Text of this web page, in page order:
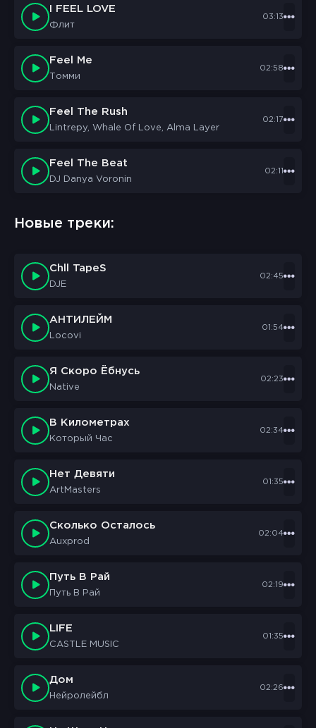
I FEEL LOVE
Флит
03:13
Feel Me
Томми
02:58
Feel The Rush
Lintrepy, Whale Of Love, Alma Layer
02:17
Feel The Beat
DJ Danya Voronin
02:11
Новые треки:
Chll TapeS
DJE
02:45
АНТИЛЕЙМ
Locovi
01:54
Я Скоро Ёбнусь
Native
02:23
В Километрах
Который Час
02:34
Нет Девяти
ArtMasters
01:35
Сколько Осталось
Auxprod
02:04
Путь В Рай
Путь В Рай
02:19
LIFE
CASTLE MUSIC
01:35
Дом
Нейролейбл
02:26